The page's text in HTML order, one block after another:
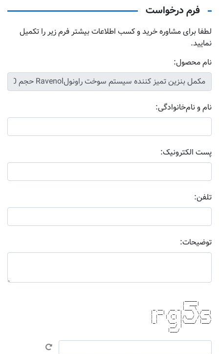
فرم درخواست
لطفا برای مشاوره خرید و کسب اطلاعات بیشتر فرم زیر را تکمیل
نمایید.
نام محصول:
نام و نام‌خانوادگی:
پست الکترونیک:
تلفن:
توضیحات:
_ __   __ _ |___ \  ___
| '__| / _` |    \ \/ __|
| |   | (_| |/\__/ /\__ \
|_|    \__, |\____/ |___/
        __/ |